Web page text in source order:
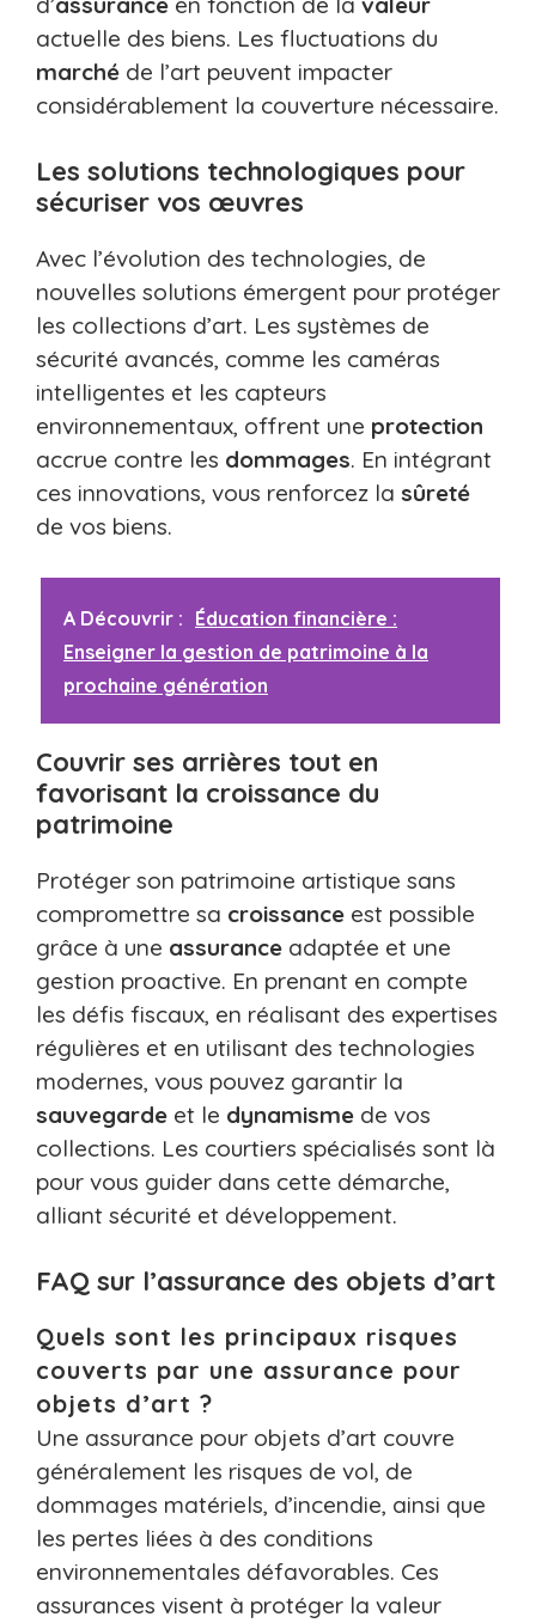
actuelle des biens. Les fluctuations du
marché de l’art peuvent impacter
considérablement la couverture nécessaire.
Les solutions technologiques pour
sécuriser vos œuvres
Avec l’évolution des technologies, de
nouvelles solutions émergent pour protéger
les collections d’art. Les systèmes de
sécurité avancés, comme les caméras
intelligentes et les capteurs
environnementaux, offrent une protection
accrue contre les dommages. En intégrant
ces innovations, vous renforcez la sûreté
de vos biens.
A Découvrir : Éducation financière :
Enseigner la gestion de patrimoine à la
prochaine génération
Couvrir ses arrières tout en
favorisant la croissance du
patrimoine
Protéger son patrimoine artistique sans
compromettre sa croissance est possible
grâce à une assurance adaptée et une
gestion proactive. En prenant en compte
les défis fiscaux, en réalisant des expertises
régulières et en utilisant des technologies
modernes, vous pouvez garantir la
sauvegarde et le dynamisme de vos
collections. Les courtiers spécialisés sont là
pour vous guider dans cette démarche,
alliant sécurité et développement.
FAQ sur l’assurance des objets d’art
Quels sont les principaux risques
couverts par une assurance pour
objets d’art ?
Une assurance pour objets d’art couvre
généralement les risques de vol, de
dommages matériels, d’incendie, ainsi que
les pertes liées à des conditions
environnementales défavorables. Ces
assurances visent à protéger la valeur